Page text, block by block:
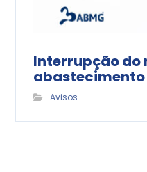
Interrupção do
Avisos